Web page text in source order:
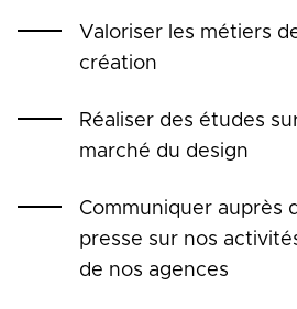
Valoriser les métiers
création
Réaliser des études
marché du design
Communiquer auprès
presse sur nos
de nos agences